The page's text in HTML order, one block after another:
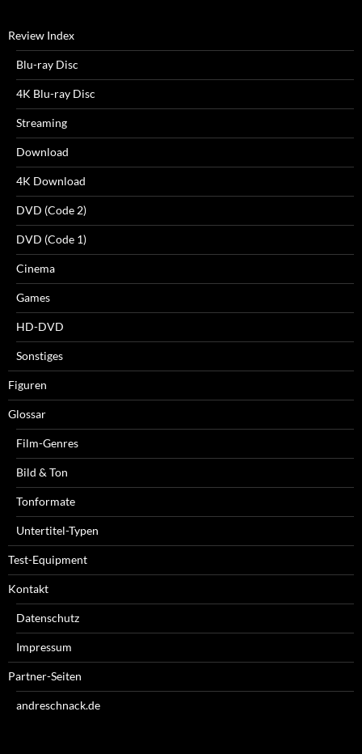
Review Index
Blu-ray Disc
4K Blu-ray Disc
Streaming
Download
4K Download
DVD (Code 2)
DVD (Code 1)
Cinema
Games
HD-DVD
Sonstiges
Figuren
Glossar
Film-Genres
Bild & Ton
Tonformate
Untertitel-Typen
Test-Equipment
Kontakt
Datenschutz
Impressum
Partner-Seiten
andreschnack.de